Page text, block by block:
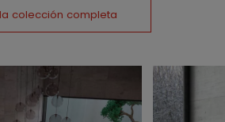
colección completa